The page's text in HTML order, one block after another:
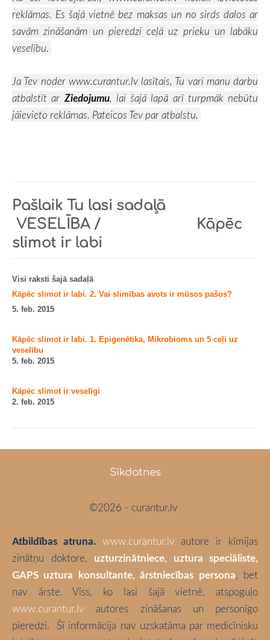
reklāmas. Es šajā vietnē bez maksas un no sirds dalos ar
savām zināšanām un pieredzi ceļā uz prieku un labāku
veselību.
Ja Tev noder www.curantur.lvlasītais, Tu vari manu darbu
atbalstīt ar Ziedojumu, lai šajā lapā arī turpmāk nebūtu
jāievieto reklāmas. Pateicos Tev par atbalstu.
Pašlaik Tu lasi sadaļā
VESELĪBA / Kāpēc
slimot ir labi
Visi raksti šajā sadaļā
Kāpēc slimot ir labi. 2. Vai slimības avots ir mūsos pašos?
5. feb. 2015
Kāpēc slimot ir labi. 1. Epiģenētika, Mikrobioms un 5 ceļi uz
veselību
5. feb. 2015
Kāpēc slimot ir veselīgi
2. feb. 2015
Sīkdatnes
©2026 - curantur.lv
Atbildības atruna. www.curantur.lv autore ir ķīmijas
zinātņu doktore, uzturzinātniece, uztura speciāliste,
GAPS uztura konsultante, ārstniecības persona, bet
nav ārste. Viss, ko lasi šajā vietnē, atspoguļo
www.curantur.lv autores zināšanas un personīgo
pieredzi. Šī informācija nav uzskatāma par medicīnisku